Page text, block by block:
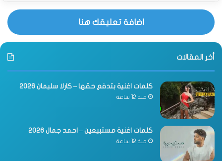
اضافة تعليقك هنا
أخر المقالات
كلمات اغنية بتدفع حقها – كارلا سليمان 2026
منذ 12 ساعة
كلمات اغنية مستبيعين – احمد جمال 2026
منذ 12 ساعة